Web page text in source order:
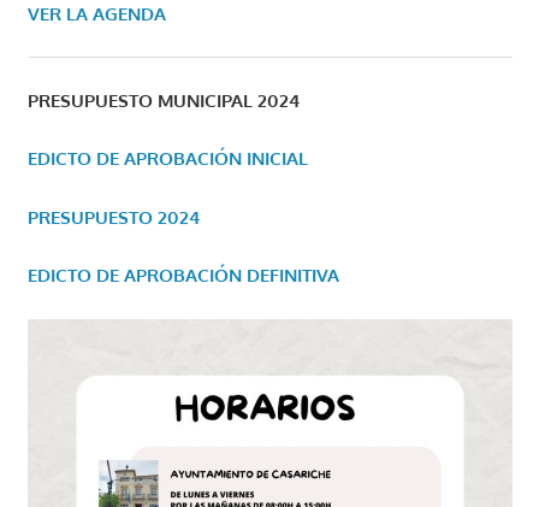
VER LA AGENDA
PRESUPUESTO MUNICIPAL 2024
EDICTO DE APROBACIÓN INICIAL
PRESUPUESTO 2024
EDICTO DE APROBACIÓN DEFINITIVA